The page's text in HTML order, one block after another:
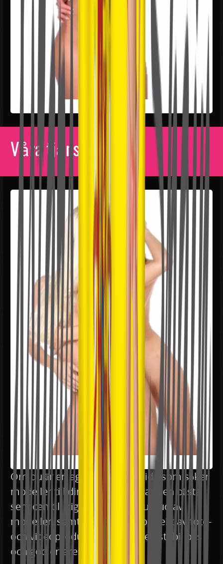
Våra tjänster
Om du är en agent eller websida som söker
modeller till dina projekt; Vi har den bästa
servicen till dig då vårt breda utbud av
modeller, samt genomförda projekt av foto-
och videoproduktion ger oss en stabil bas
och god erfarenhet.